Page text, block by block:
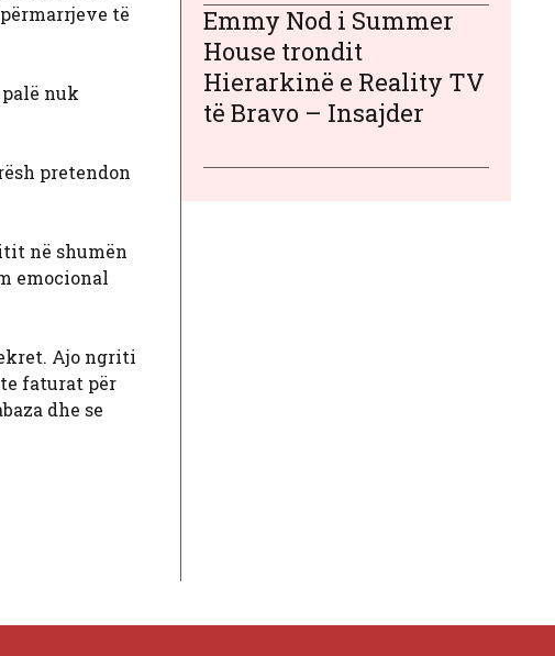
të
nuk
pretendon
në shumën
emocional
Ajo ngriti
faturat për
dhe se
Emmy Nod i Summer
House trondit
Hierarkinë e Reality TV
të Bravo – Insajder